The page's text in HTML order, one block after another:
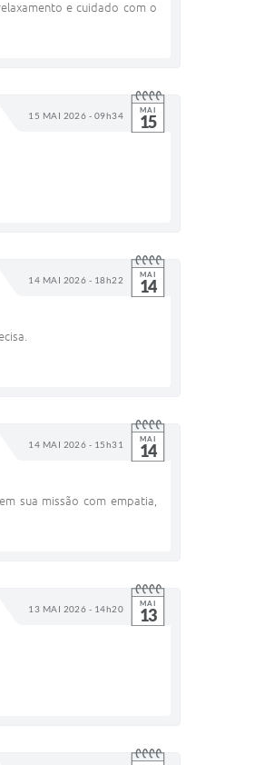
e cuidado com o
15 MAI 2026 - 09h34 MAI
15
14 MAI 2026 - 18h22 MAI
14
14 MAI 2026 - 15h31 MAI
14
sua missão com empatia,
13 MAI 2026 - 14h20 MAI
13